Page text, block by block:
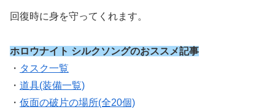
回復時に身を守ってくれます。
ホロウナイト シルクソングのおススメ記事
・ タスク一覧
・ 道具(装備一覧)
・ 仮面の破片の場所(全20個)